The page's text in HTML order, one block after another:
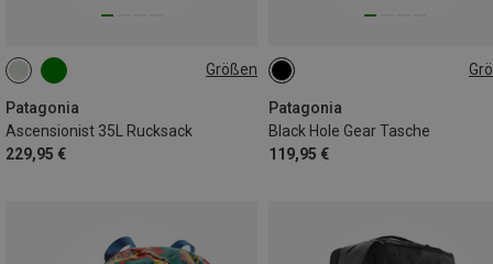
Größen
Patagonia
Ascensionist 35L Rucksack
229,95 €
35L | M
Patagonia
Black Hole Gear Tasche
119,95 €
61L